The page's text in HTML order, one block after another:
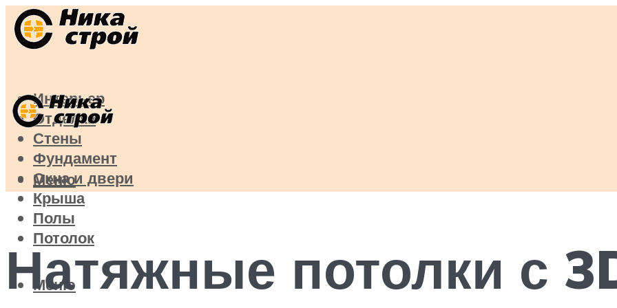
Интерьер
Отделка
Стены
Фундамент
Окна и двери
Крыша
Полы
Потолок
Меню
Меню
Натяжные потолки с